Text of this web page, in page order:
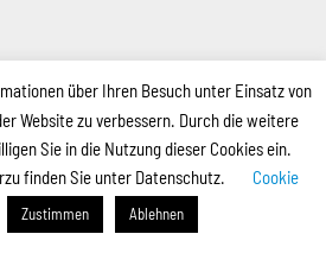
über Ihren Besuch unter Einsatz von
Website zu verbessern. Durch die weitere
Sie in die Nutzung dieser Cookies ein.
finden Sie unter Datenschutz.
Cookie
Zustimmen Ablehnen